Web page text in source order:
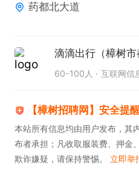
3、时间：每天自由安排上
对岗位感兴趣可投递简历
药都北大道
滴滴出行（樟树市
60-100人 互联网信
【樟树招聘网】安全提
本站所有信息均由用户发布，其
布者承担；凡收取服装费、押金
欺诈嫌疑，请保持警惕。 立即举